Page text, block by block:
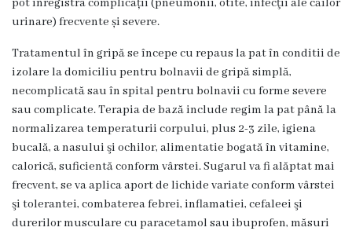
4
Secția
terapie
intensivă
și
reanimare
Laborator
pot înregistra complicații (pneumonii, otite, infecţii ale căilor
urinare) frecvente și severe.
Tratamentul în gripă se începe cu repaus la pat în conditii de
izolare la domiciliu pentru bolnavii de gripă simplă,
necomplicată sau în spital pentru bolnavii cu forme severe
sau complicate. Terapia de bază include regim la pat până la
normalizarea temperaturii corpului, plus 2-3 zile, igiena
bucală, a nasului şi ochilor, alimentatie bogată în vitamine,
calorică, suficientă conform vârstei. Sugarul va fi alăptat mai
frecvent, se va aplica aport de lichide variate conform vârstei
şi tolerantei, combaterea febrei, inflamatiei, cefaleei şi
durerilor musculare cu paracetamol sau ibuprofen, măsuri